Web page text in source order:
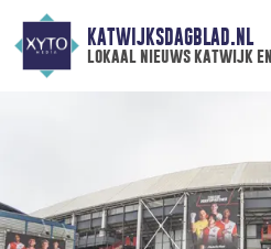
KATWIJKSDAGBLAD.NL
lokaal nieuws katwijk en